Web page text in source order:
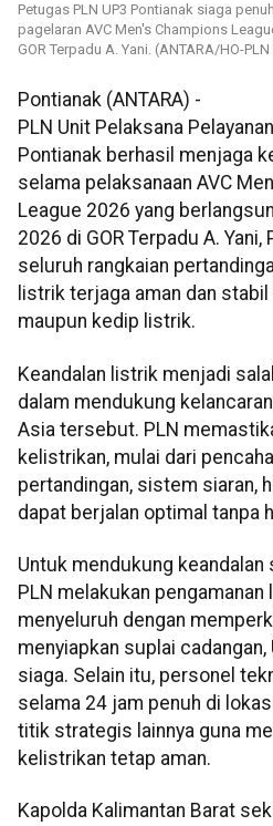
Petugas PLN UP3 Pontianak siaga
pagelaran AVC Men's Champions
GOR Terpadu A. Yani. (ANTARA/HO-
Pontianak (ANTARA) -
PLN Unit Pelaksana
Pontianak berhasil menjaga
selama pelaksanaan AVC
League 2026 yang
2026 di GOR Terpadu A.
seluruh rangkaian
listrik terjaga aman dan
maupun kedip listrik.
Keandalan listrik menjadi
dalam mendukung
Asia tersebut. PLN
kelistrikan, mulai dari
pertandingan, sistem siaran,
dapat berjalan optimal tanpa
Untuk mendukung keandalan
PLN melakukan
menyeluruh dengan
menyiapkan suplai
siaga. Selain itu, personel
selama 24 jam penuh di
titik strategis lainnya guna
kelistrikan tetap aman.
Kapolda Kalimantan Barat